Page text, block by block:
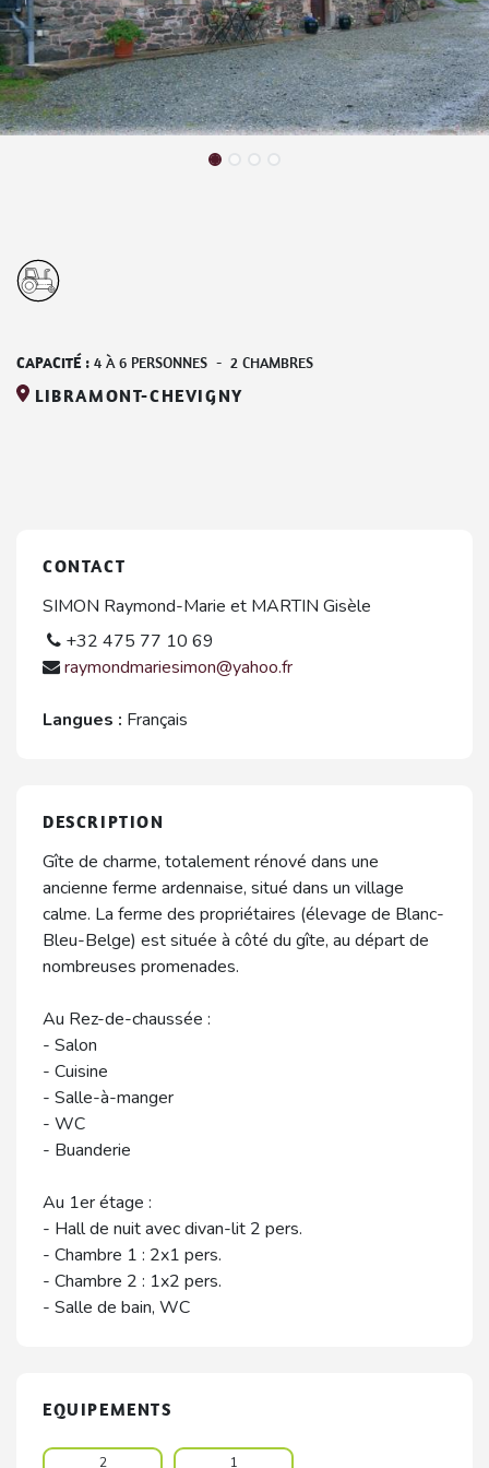
CAPACITÉ : 4 À 6 PERSONNES - 2 CHAMBRES
LIBRAMONT-CHEVIGNY
CONTACT
SIMON Raymond-Marie et MARTIN Gisèle
+32 475 77 10 69
raymondmariesimon@yahoo.fr
Langues : Français
DESCRIPTION
Gîte de charme, totalement rénové dans une
ancienne ferme ardennaise, situé dans un village
calme. La ferme des propriétaires (élevage de Blanc-
Bleu-Belge) est située à côté du gîte, au départ de
nombreuses promenades.
Au Rez-de-chaussée :
- Salon
- Cuisine
- Salle-à-manger
- WC
- Buanderie
Au 1er étage :
- Hall de nuit avec divan-lit 2 pers.
- Chambre 1 : 2x1 pers.
- Chambre 2 : 1x2 pers.
- Salle de bain, WC
EQUIPEMENTS
2 1